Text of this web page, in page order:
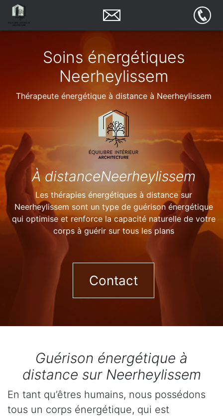
Soins énergétiques
Neerheylissem
Thérapeute énergétique à distance à Neerheylissem
À distanceNeerheylissem
Les thérapies énergétiques à distance sur
Neerheylissem sont un type de guérison énergétique
qui optimise et renforce la capacité naturelle de votre
corps à guérir sur tous les plans
Contact
Guérison énergétique à
distance sur Neerheylissem
En tant qu’êtres humains, nous possédons
tous un corps énergétique, qui est